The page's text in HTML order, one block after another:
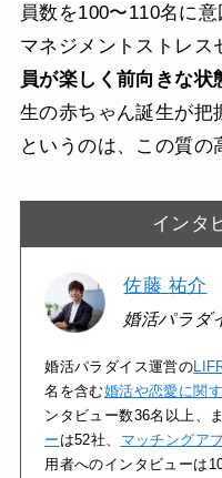
員数を100〜110名に
マネジメントストレス
員が楽しく前向きな状
生の赤ちゃん誕生が把
というのは、この質の
インタ
佐藤 祐介
婚活パラダ
婚活パラダイス運営の
名を含む婚活や恋愛に関
ンタビュー数36名以上、
ー は52社、 マッチングア
用者へのインタビューは